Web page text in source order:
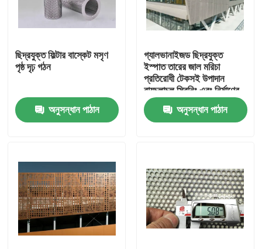
বাড়ি
পণ্য
ছিদ্রযুক্ত ফিল্টার বাস্কেট মসৃণ
পৃষ্ঠ দৃঢ় গঠন
অনুসন্ধান পাঠান
গ্যালভানাইজড ছিদ্রযুক্ত
ইস্পাত তারের জাল মরিচা
প্রতিরোধী টেকসই উপাদান
বায়ুচলাচল স্ক্রিনিং এবং নির্মাণের
জন্য উপযুক্ত
অনুসন্ধান পাঠান